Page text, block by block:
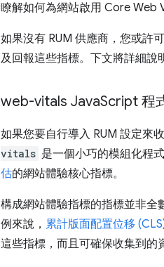
瞭解如何為網站啟用 Core Web
如果沒有 RUM 供應商，您或許
及回報這些指標。下文將詳細說
web-vitals JavaScript 程
如果您要自行導入 RUM 設定來
vitals 是一個小巧的模組化程
估的網站體驗核心指標。
構成網站體驗指標的指標並非全
例來說， 累計版面配置位移
這些指標，而且可確保收集到的